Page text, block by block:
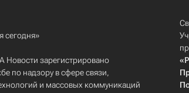
сегодня»
Новости зарегистрировано
по надзору в сфере связи,
и массовых коммуникаций